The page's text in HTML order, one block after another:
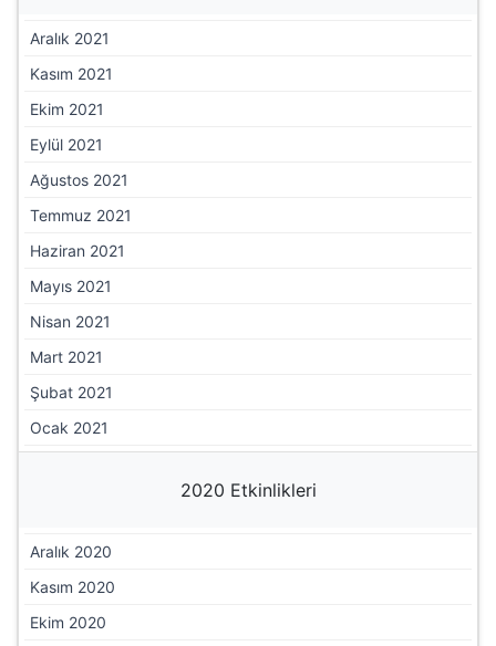
Aralık 2021
Kasım 2021
Ekim 2021
Eylül 2021
Ağustos 2021
Temmuz 2021
Haziran 2021
Mayıs 2021
Nisan 2021
Mart 2021
Şubat 2021
Ocak 2021
2020 Etkinlikleri
Aralık 2020
Kasım 2020
Ekim 2020